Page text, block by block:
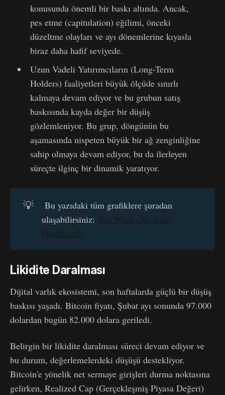
konusunda önemli bir baskı altında. Ancak,
pes etme (capitulation) eğilimi, önceki
düzeltme olayları ve ayı dönemlerine kıyasla
biraz daha hafif seviyede.
Uzun Vadeli Yatırımcıların (Long-Term
Holders) faaliyetleri büyük ölçüde sınırlı
kalmaya devam ediyor ve bu grubun satış
baskısında kayda değer bir düşüş
gözlemleniyor. Bu grup, döngünün bu
aşamasında nispeten büyük bir ağ zenginliğine
sahip olmaya devam ediyor, bu da ilerleyen
süreçte ilginç bir dinamik yaratıyor.
💡
Bu yazıdaki tüm grafiklere şuradan
ulaşabilirsiniz: The Week On-chain
Dashboard.
Likidite Daralması
Dijital varlık ekosistemi, son haftalarda güçlü bir düşüş
baskısı yaşadı. Bitcoin fiyatı, Şubat ayı sonunda 97.000
dolardan bugün 82.000 dolara geriledi.
Belirgin bir likidite daralması süreci devam ediyor ve
bu durum, değerlemelerdeki düşüşü destekliyor.
Bitcoin'e yönelik net sermaye girişleri durma noktasına
gelirken, Realized Cap (Gerçekleşmiş Piyasa Değeri)